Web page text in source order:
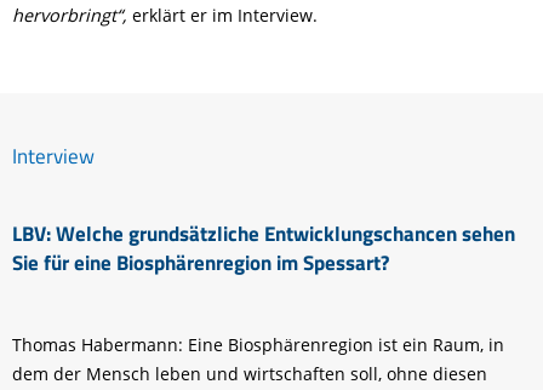
hervorbringt“, erklärt er im Interview.
Interview
LBV: Welche grundsätzliche Entwicklungschancen sehen
Sie für eine Biosphärenregion im Spessart?
Thomas Habermann: Eine Biosphärenregion ist ein Raum, in
dem der Mensch leben und wirtschaften soll, ohne diesen